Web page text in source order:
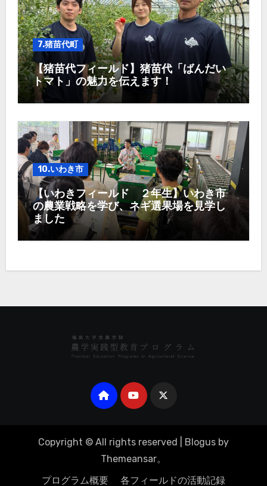
7.猪苗代町
【猪苗代フィールド】猪苗代「ばんだい
トマト」の魅力を伝えます！
10.いわき市
【いわきフィールド ２年生】いわき市
の農業戦略を学び、ネギ選果場を見学し
ました
Copyright © All rights reserved Blogus by
Themeansar。
プログラム概要
各フィールドの活動記録